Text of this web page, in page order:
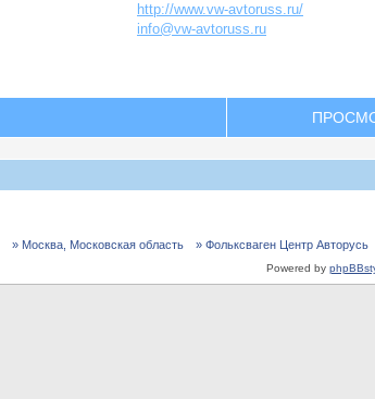
http://www.vw-avtoruss.ru/
info@vw-avtoruss.ru
» Москва, Московская область » Фольксваген Центр Авторусь
Powered by